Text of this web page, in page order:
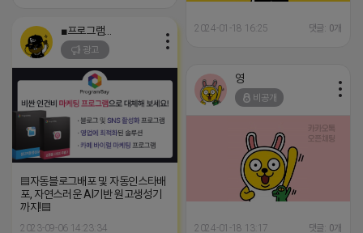
2024-01-18 16:25 댓글: 0개
광고
▤자동블로그배포 및 자동인스타배
포, 자연스러운 AI기반 원고생성기
까지!▤
2023-09-06 14:23:34
영
비공개
2024-01-18 13:17 댓글: 0개